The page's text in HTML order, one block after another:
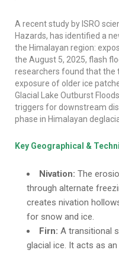
A recent study by ISRO
Hazards, has identified a
the Himalayan region:
the August 5, 2025, flash
researchers found that the
exposure of older ice
Glacial Lake Outburst
triggers for downstream
phase in Himalayan
Key Geographical &
Nivation: The
through alternate
creates nivation
for snow and ice.
Firn: A transitional
glacial ice. It acts as